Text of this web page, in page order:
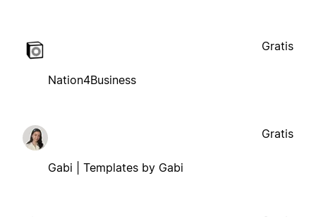
Nation4Business
Gratis
Gabi | Templates by Gabi
Gratis